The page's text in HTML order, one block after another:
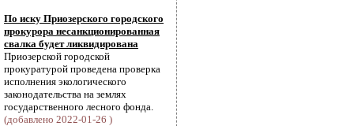
По иску Приозерского городского
прокурора несанкционированная
свалка будет ликвидирована
Приозерской городской
прокуратурой проведена проверка
исполнения экологического
законодательства на землях
государственного лесного фонда.
(добавлено 2022-01-26 )